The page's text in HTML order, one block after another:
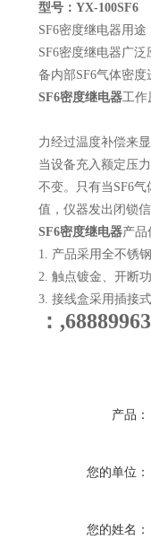
型号：YX-100SF6
SF6密度继电器用途
SF6密度继电器广
备内部SF6气体密
SF6密度继电器工
MJ-Ⅱ
力经过温度补偿来
当设备充入额定压
不变。只有当SF6
值，仪器发出闭锁
SF6密度继电器产品
1. 产品采用全不锈
2. 触点镀金、开断
3. 接线盒采用插接
：
产品：
您的单位：
您的姓名：